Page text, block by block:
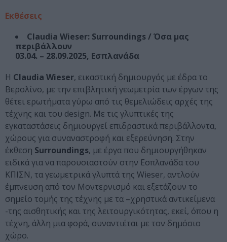
Εκθέσεις
Claudia Wieser: Surroundings / Όσα μας
περιβάλλουν
03.04. – 28.09.2025, Εσπλανάδα
Η Claudia Wieser, εικαστική δημιουργός με έδρα το
Βερολίνο, με την επιβλητική γεωμετρία των έργων της
θέτει ερωτήματα γύρω από τις θεμελιώδεις αρχές της
τέχνης και του design. Με τις γλυπτικές της
εγκαταστάσεις δημιουργεί επιδραστικά περιβάλλοντα,
χώρους για συναναστροφή και εξερεύνηση. Στην
έκθεση Surroundings, με έργα που δημιουργήθηκαν
ειδικά για να παρουσιαστούν στην Εσπλανάδα του
ΚΠΙΣΝ, τα γεωμετρικά γλυπτά της Wieser, αντλούν
έμπνευση από τον Μοντερνισμό και εξετάζουν τo
σημείο τομής της τέχνης με τα –χρηστικά αντικείμενα
-της αισθητικής και της λειτουργικότητας, εκεί, όπου η
τέχνη, άλλη μια φορά, συναντιέται με τον δημόσιο
χώρο.